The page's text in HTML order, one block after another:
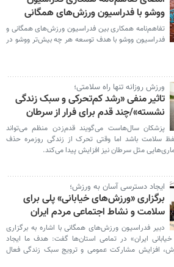
ووشو با فدراسیون ورزش‌های همگانی
تفاهم‌نامه همکاری بین فدراسیون ورزش‌های همگانی و
فدراسیون ووشو با هدف توسعه هر چه بیش‌تر ووشو در
ورزش روزانه تنها راه سلامتی؛
تاثیر منفی «رشد کم‌تحرکی و سبک زندگی
نشسته»/چند قدم برای فرار از سرطان
پزشکان سال‌هاست می‌گویند قدم‌زدن منظم می‌تواند
سلامت باشد اما وقتی تحرک از زندگی روزمره حذف
مثل سرطان نیز افزایش پیدا می‌کند.
ایجاد دسترسی آسان به ورزش؛
برگزاری «ورزش‌های خیابانی» پلی برای
سلامت و نشاط اجتماعی مردم ایران
دبیر فدراسیون ورزش‌های همگانی با اشاره به برگزاری
ایران» در تمامی استان‌ها گفت: هدف ما ایجاد
افزایش مشارکت عمومی و ترویج سبک زندگی فعال